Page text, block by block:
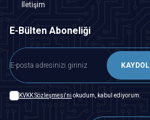
İletişim
E-Bülten Aboneliği
KAYDOL
KVKK Sözleşmesi'ni okudum, kabul ediyorum.